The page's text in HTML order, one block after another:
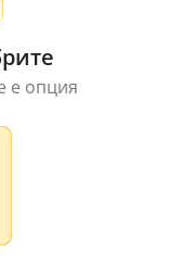
е опция